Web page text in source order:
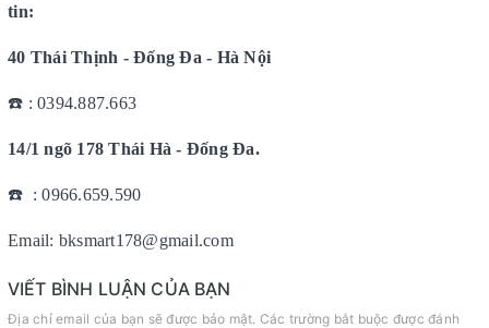
tin:
40 Thái Thịnh - Đống Đa - Hà Nội
☎️ : 0394.887.663
14/1 ngõ 178 Thái Hà - Đống Đa.
☎️ : 0966.659.590
Email: bksmart178@gmail.com
VIẾT BÌNH LUẬN CỦA BẠN
Địa chỉ email của bạn sẽ được bảo mật. Các trường bắt buộc được đánh